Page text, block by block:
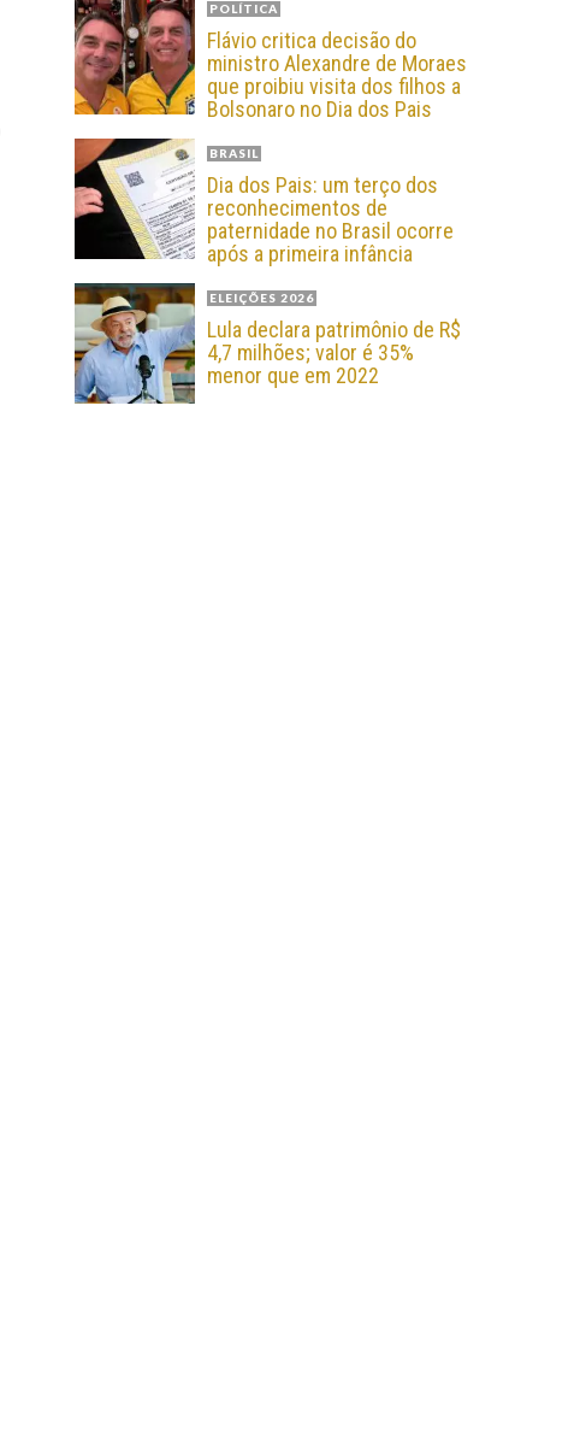
POLÍTICA
Flávio critica decisão do
ministro Alexandre de Moraes
que proibiu visita dos filhos a
Bolsonaro no Dia dos Pais
BRASIL
Dia dos Pais: um terço dos
reconhecimentos de
paternidade no Brasil ocorre
após a primeira infância
ELEIÇÕES 2026
Lula declara patrimônio de R$
4,7 milhões; valor é 35%
menor que em 2022